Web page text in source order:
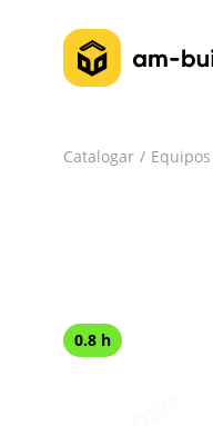
Catalogar
0.8 h